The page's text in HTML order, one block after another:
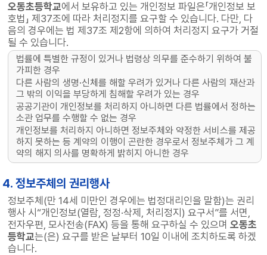
오동초등학교에서 보유하고 있는 개인정보 파일은「개인정보 보
호법」 제37조에 따라 처리정지를 요구할 수 있습니다. 다만, 다
음의 경우에는 법 제37조 제2항에 의하여 처리정지 요구가 거절
될 수 있습니다.
법률에 특별한 규정이 있거나 법령상 의무를 준수하기 위하여 불
가피한 경우
다른 사람의 생명·신체를 해할 우려가 있거나 다른 사람의 재산과
그 밖의 이익을 부당하게 침해할 우려가 있는 경우
공공기관이 개인정보를 처리하지 아니하면 다른 법률에서 정하는
소관 업무를 수행할 수 없는 경우
개인정보를 처리하지 아니하면 정보주체와 약정한 서비스를 제공
하지 못하는 등 계약의 이행이 곤란한 경우로서 정보주체가 그 계
약의 해지 의사를 명확하게 밝히지 아니한 경우
4. 정보주체의 권리행사
정보주체(만 14세 미만인 경우에는 법정대리인을 말함)는 권리
행사 시“개인정보(열람, 정정·삭제, 처리정지) 요구서”를 서면,
전자우편, 모사전송(FAX) 등을 통해 요구하실 수 있으며오동초
등학교는(은) 요구를 받은 날부터 10일 이내에 조치하도록 하겠
습니다.